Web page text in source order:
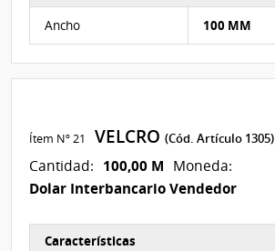
Ancho 100 MM
Ítem Nº 21 VELCRO(Cód. Artículo 1305)
Cantidad: 100,00 M Moneda:
Dolar Interbancario Vendedor
Características